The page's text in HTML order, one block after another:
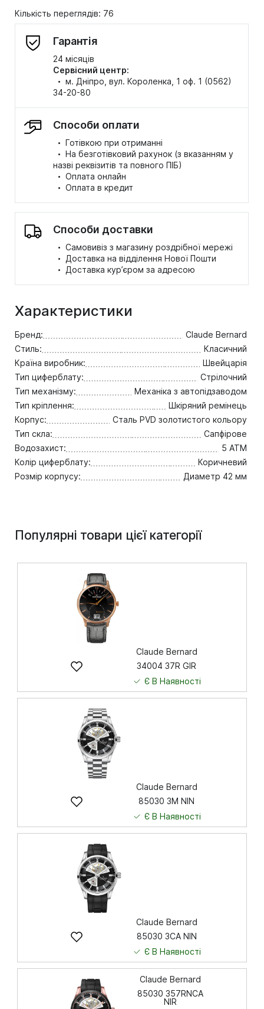
Кількість переглядів: 76
Гарантія
24 місяців
Сервісний центр:
· м. Дніпро, вул. Короленка, 1 оф. 1 (0562)
34-20-80
Способи оплати
· Готівкою при отриманні
· На безготівковий рахунок (з вказанням у
назві реквізитів та повного ПІБ)
· Оплата онлайн
· Оплата в кредит
Способи доставки
· Самовивіз з магазину роздрібної мережі
· Доставка на відділення Нової Пошти
· Доставка кур’єром за адресою
Характеристики
Бренд:
Claude Bernard
Стиль:
Класичний
Країна виробник:
Швейцарія
Тип циферблату:
Стрілочний
Тип механізму:
Механіка з автопідзаводом
Тип кріплення:
Шкіряний ремінець
Корпус:
Сталь PVD золотистого кольору
Тип скла:
Сапфірове
Водозахист:
5 ATM
Колір циферблату:
Коричневий
Розмір корпусу:
Диаметр 42 мм
Популярні товари цієї категорії
Claude Bernard
34004 37R GIR
Є В Наявності
Claude Bernard
85030 3M NIN
Є В Наявності
Claude Bernard
85030 3CA NIN
Є В Наявності
39 117 грн
Купити
Claude Bernard
85030 357RNCA
NIR